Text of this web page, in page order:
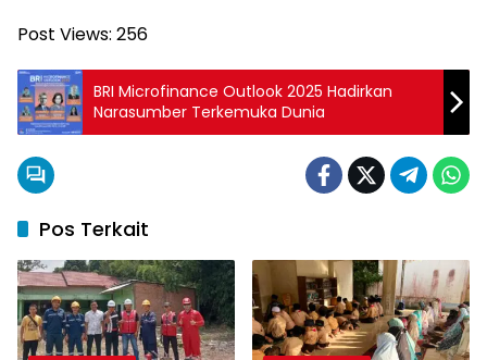
Post Views: 256
BRI Microfinance Outlook 2025 Hadirkan
Narasumber Terkemuka Dunia
Pos Terkait